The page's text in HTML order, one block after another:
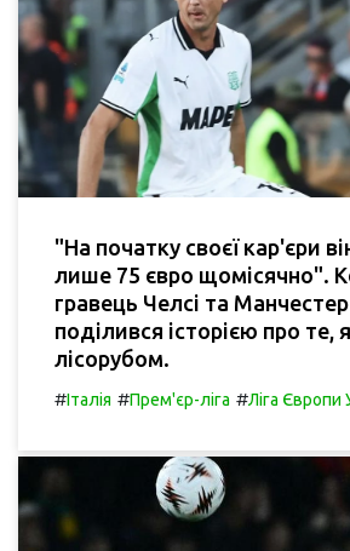
"На початку своєї кар'єри
лише 75 євро щомісячно".
гравець Челсі та
поділився історією про те,
лісорубом.
#Італія #Прем'єр-ліга #Ліга